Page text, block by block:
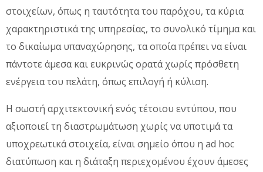
στοιχείων, όπως η ταυτότητα του παρόχου, τα κύρια
χαρακτηριστικά της υπηρεσίας, το συνολικό τίμημα και
το δικαίωμα υπαναχώρησης, τα οποία πρέπει να είναι
πάντοτε άμεσα και ευκρινώς ορατά χωρίς πρόσθετη
ενέργεια του πελάτη, όπως επιλογή ή κύλιση.
Η σωστή αρχιτεκτονική ενός τέτοιου εντύπου, που
αξιοποιεί τη διαστρωμάτωση χωρίς να υποτιμά τα
υποχρεωτικά στοιχεία, είναι σημείο όπου η ad hoc
διατύπωση και η διάταξη περιεχομένου έχουν άμεσες